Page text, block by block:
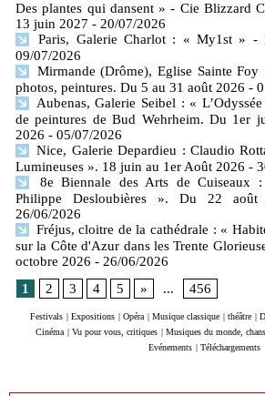
Des plantes qui dansent » - Cie Blizzard
13 juin 2027 - 20/07/2026
Paris, Galerie Charlot : « My1st » -
09/07/2026
Mirmande (Drôme), Eglise Sainte
photos, peintures. Du 5 au 31 août 2026 -
Aubenas, Galerie Seibel : «
de peintures de Bud Wehrheim. Du 1er
2026 - 05/07/2026
Nice, Galerie Depardieu : Claudio
Lumineuses ». 18 juin au 1er Août 2026 -
8e Biennale des Arts de Cuiseaux
Philippe Desloubières ». Du 22 août
26/06/2026
Fréjus, cloitre de la cathédrale : «
sur la Côte d'Azur dans les Trente
octobre 2026 - 26/06/2026
1
2 3 4 5 » ... 456
Festivals Expositions Opéra Musique classique théâtre
Cinéma
Vu pour vous, critiques Musiques du monde,
Evénements
Téléchargements